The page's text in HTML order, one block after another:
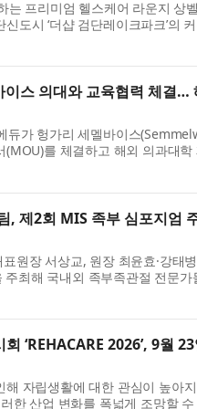
는 프리미엄 헬스케어 라운지 상
도시 ‘더샵 검단레이크파크’의
스 의대와 교육협력 체결…
듀가 헝가리 세멜바이스
를 체결하고 해외 의과대학
, 제2회 MIS 족부 심포지엄
원장 서상교, 원장 최윤효·강태
주최해 국내외 족부족관절 전문
‘REHACARE 2026’, 9월
자립생활에 대한 관심이 높아
한 산업 변화를 폭넓게 조망할